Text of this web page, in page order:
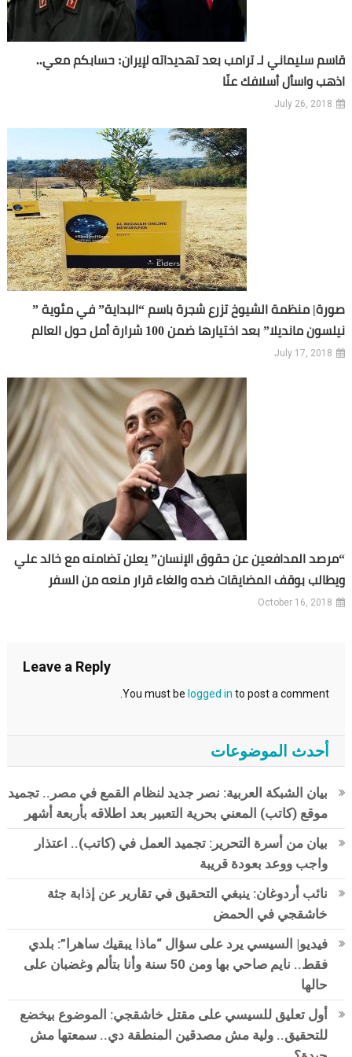
قاسم سليماني لـ ترامب بعد تهديداته لإيران: حسابكم معي..
اذهب واسأل أسلافك عنّا
July 26, 2018
صورة| منظمة الشيوخ تزرع شجرة باسم “البداية” في مئوية ”
نيلسون مانديلا” بعد اختيارها ضمن 100 شرارة أمل حول العالم
July 17, 2018
“مرصد المدافعين عن حقوق الإنسان” يعلن تضامنه مع خالد علي
ويطالب بوقف المضايقات ضده والغاء قرار منعه من السفر
October 16, 2018
Leave a Reply
You must be logged in to post a comment.
أحدث الموضوعات
بيان الشبكة العربية: نصر جديد لنظام القمع في مصر.. تجميد
موقع (كاتب) المعني بحرية التعبير بعد اطلاقه بأربعة أشهر
بيان من أسرة التحرير: تجميد العمل في (كاتب).. اعتذار
واجب ووعد بعودة قريبة
نائب أردوغان: ينبغي التحقيق في تقارير عن إذابة جثة
خاشقجي في الحمض
فيديو| السيسي يرد على سؤال “ماذا يبقيك ساهرا”: بلدي
فقط.. نايم صاحي بها ومن 50 سنة وأنا بتألم وغضبان على
حالها
أول تعليق للسيسي على مقتل خاشقجي: الموضوع بيخضع
للتحقيق.. ولية مش مصدقين المنطقة دي.. سمعتها مش